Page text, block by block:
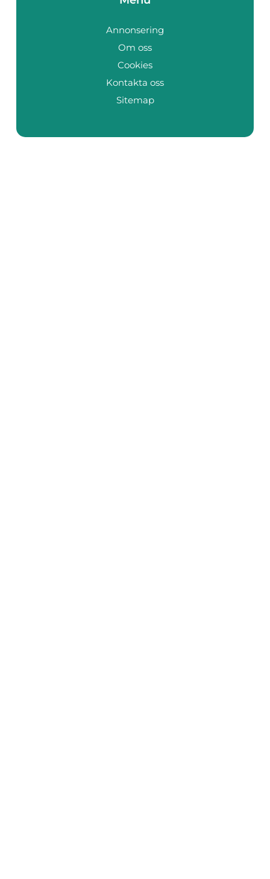
Annonsering
Om oss
Cookies
Kontakta oss
Sitemap